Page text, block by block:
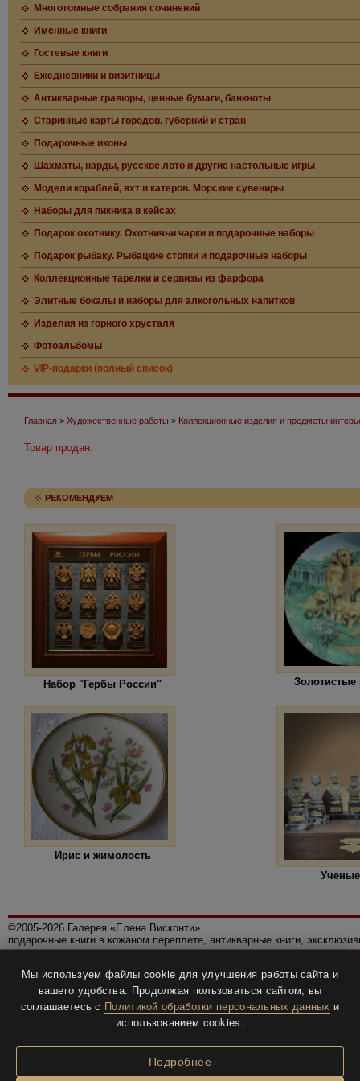
Многотомные собрания сочинений
Именные книги
Гостевые книги
Ежедневники и визитницы
Антикварные гравюры, ценные бумаги, банкноты
Старинные карты городов, губерний и стран
Подарочные иконы
Шахматы, нарды, русское лото и другие настольные игры
Модели кораблей, яхт и катеров. Морские сувениры
Наборы для пикника в кейсах
Подарок охотнику. Охотничьи чарки и подарочные наборы
Подарок рыбаку. Рыбацкие стопки и подарочные наборы
Коллекционные тарелки и сервизы из фарфора
Элитные бокалы и наборы для алкогольных напитков
Изделия из горного хрусталя
Фотоальбомы
VIP-подарки (полный список)
Главная > Художественные работы > Коллекционные изделия и предметы
Товар продан.
РЕКОМЕНДУЕМ
Набор "Гербы России" Золотистые
Ирис и жимолость
©2005-2026 Галерея «Елена Висконти»
подарочные книги в кожаном переплете, антикварные книги,
Политика конфиденциальности
Все права защищены.
Разработка и дизайнBTV-info.
Мы используем файлы cookie для улучшения работы сайта и
вашего удобства. Продолжая пользоваться сайтом, вы
соглашаетесь с Политикой обработки персональных данных и
использованием cookies.
Подробнее